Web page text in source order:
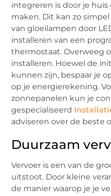
integreren is door je
maken. Dit kan zo
van gloeilampen door
installeren van een
thermostaat. Overweeg
installeren. Hoewel de
kunnen zijn, bespaar je
op je energierekening.
zonnepanelen kun je
gespecialiseerd
adviseren over de beste
Duurzaam
Vervoer is een van de
uitstoot. Door kleine
de manier waarop je je